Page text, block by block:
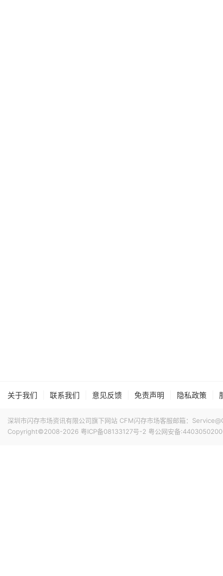
关于我们 联系我们 意见反馈 免责声明 隐私政策
深圳市闪存市场资讯有限公司旗下网站 CFM闪存市场客服邮箱：
Copyright©2008-2026 粤ICP备08133127号-2 粤公网安备